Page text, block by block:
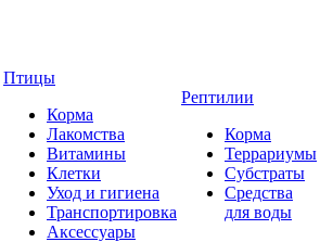
Птицы
Корма
Лакомства
Витамины
Клетки
Уход и гигиена
Транспортировка
Аксессуары
Рептилии
Корма
Террариумы
Субстраты
Средства
для воды